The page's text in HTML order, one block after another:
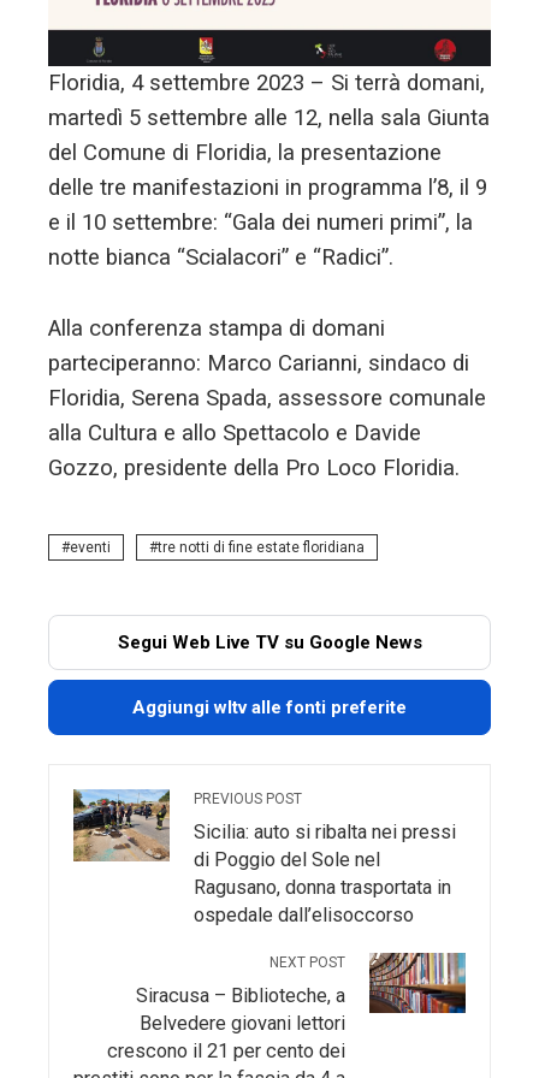
Floridia, 4 settembre 2023 – Si terrà domani,
martedì 5 settembre alle 12, nella sala Giunta
del Comune di Floridia, la presentazione
delle tre manifestazioni in programma l’8, il 9
e il 10 settembre: “Gala dei numeri primi”, la
notte bianca “Scialacori” e “Radici”.
Alla conferenza stampa di domani
parteciperanno: Marco Carianni, sindaco di
Floridia, Serena Spada, assessore comunale
alla Cultura e allo Spettacolo e Davide
Gozzo, presidente della Pro Loco Floridia.
eventi tre notti di fine estate floridiana
Segui Web Live TV su Google News
Aggiungi wltv alle fonti preferite
PREVIOUS POST
Sicilia: auto si ribalta nei pressi
di Poggio del Sole nel
Ragusano, donna trasportata in
ospedale dall’elisoccorso
NEXT POST
Siracusa – Biblioteche, a
Belvedere giovani lettori
crescono il 21 per cento dei